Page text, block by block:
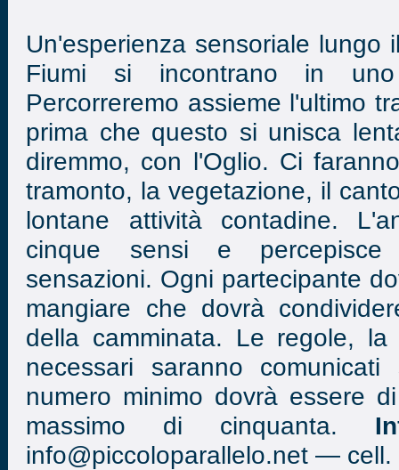
Un'esperienza sensoriale lungo
Fiumi si incontrano in uno
Percorreremo assieme l'ultimo
prima che questo si unisca
diremmo, con l'Oglio. Ci
tramonto, la vegetazione, il
lontane attività contadine.
cinque sensi e
sensazioni. Ogni partecipante
mangiare che dovrà
della camminata. Le regole,
necessari saranno
numero minimo dovrà essere
massimo di cinquanta.
info@piccoloparallelo.net —